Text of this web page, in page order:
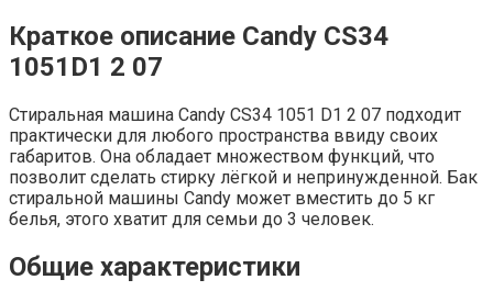
Краткое описание Candy CS34
1051D1 2 07
Стиральная машина Candy CS34 1051 D1 2 07 подходит
практически для любого пространства ввиду своих
габаритов. Она обладает множеством функций, что
позволит сделать стирку лёгкой и непринужденной. Бак
стиральной машины Candy может вместить до 5 кг
белья, этого хватит для семьи до 3 человек.
Общие характеристики